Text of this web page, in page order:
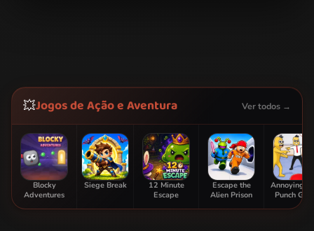
💥Jogos de Ação e Aventura Ver todos →
Blocky
Adventures
Siege Break
12 Minute
Escape
Escape the
Alien Prison
Annoying
Punch